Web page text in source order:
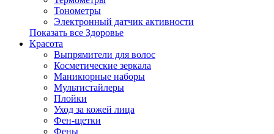
Тонометры
Электронный датчик активности
Показать все Здоровье
Красота
Выпрямители для волос
Косметические зеркала
Маникюрные наборы
Мультистайлеры
Плойки
Уход за кожей лица
Фен-щетки
Фены